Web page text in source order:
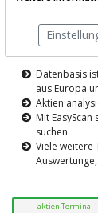
Die
Datenbasis
aus Europa
Aktien
Mit
suchen
Viele weitere
aktien Terminal